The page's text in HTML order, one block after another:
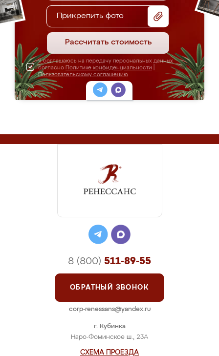
Прикрепить фото
Рассчитать стоимость
Я соглашаюсь на передачу персональных данных
согласно Политике конфиденциальности
Пользовательскому соглашению
г. Кубинка
Наро-Фоминское ш., 23А
СХЕМА ПРОЕЗДА
8 (800) 511-89-55
ОБРАТНЫЙ ЗВОНОК
corp-renessans@yandex.ru